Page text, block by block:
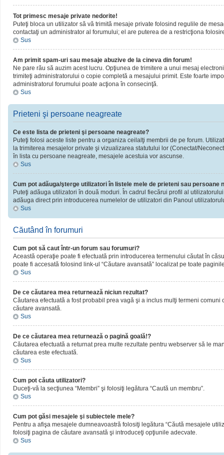
Tot primesc mesaje private nedorite!
Puteţi bloca un utilizator să vă trimită mesaje private folosind regulile de
contactaţi un administrator al forumului; el are puterea de a restricţiona
Sus
Am primit spam-uri sau mesaje abuzive de la cineva din forum!
Ne pare rău să auzim acest lucru. Opţiunea de trimitere a unui mesaj
trimiteţi administratorului o copie completă a mesajului primit. Este foarte
administratorul forumului poate acţiona în consecinţă.
Sus
Prieteni şi persoane neagreate
Ce este lista de prieteni şi persoane neagreate?
Puteţi folosi aceste liste pentru a organiza ceilalţi membrii de pe forum.
la trimiterea mesajelor private şi vizualizarea statutului lor (Conectat/
în lista cu persoane neagreate, mesajele acestuia vor ascunse.
Sus
Cum pot adăuga/şterge utilizatori în listele mele de prieteni sau persoane
Puteţi adăuga utilizatori în două moduri. În cadrul fiecărui profil al
adăuga direct prin introducerea numelelor de utilizatori din Panoul
Sus
Căutând în forumuri
Cum pot să caut într-un forum sau forumuri?
Această operaţie poate fi efectuată prin introducerea termenului căutat în
poate fi accesată folosind link-ul “Căutare avansată” localizat pe toate
Sus
De ce căutarea mea returnează niciun rezultat?
Căutarea efectuată a fost probabil prea vagă şi a inclus mulţi termeni
căutare avansată.
Sus
De ce căutarea mea returnează o pagină goală!?
Căutarea efectuată a returnat prea multe rezultate pentru webserver să le
căutarea este efectuată.
Sus
Cum pot căuta utilizatori?
Duceţi-vă la secţiunea “Membri” şi folosiţi legătura “Caută un membru”.
Sus
Cum pot găsi mesajele şi subiectele mele?
Pentru a afişa mesajele dumneavoastră folosiţi legătura “Căută mesajele
folosiţi pagina de căutare avansată şi introduceţi opţiunile adecvate.
Sus